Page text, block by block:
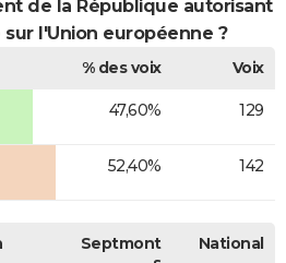
de la République autorisant
l'Union européenne ?
% des voix
Voix
47,60% 129
52,40% 142
Septmont
National